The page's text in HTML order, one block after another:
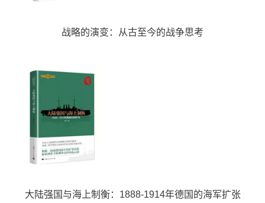
战略的演变：从古至今的战争思考
大陆强国与海上制衡：1888-1914年德国的海军扩张